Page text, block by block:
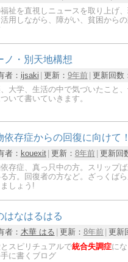
祉を直視しニュースを取り上げ
用しながら、障がい、貧困から
ノ・別天地構想
者： ijsaki 更新： 9年前 更新回数
大学、生活の中で気づいたこと
いて書いていきます。
依存症からの回復に向けて！
者： kouexit 更新： 8年前 更新回
存症、真っ只中の方。スリップ
方。回復者の方など。ざっくば
しょう!
はなはるはる
者： 木華 はる 更新： 8年前 更新
スピリチュアルで統合失調症に
に書くブログ